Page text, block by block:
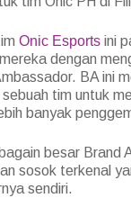
Onic Esports ini
dengan
BA ini
tim untuk
banyak
besar Brand
sosok terkenal
sendiri.